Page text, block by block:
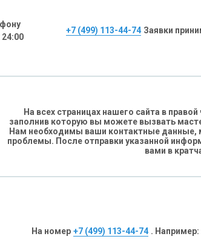
+7 (499) 113-44-74 Заявки
На всех страницах нашего сайта в
заполнив которую вы можете вызвать
Нам необходимы ваши контактные данные,
проблемы. После отправки указанной
вами в
На номер +7 (499) 113-44-74 . Например: